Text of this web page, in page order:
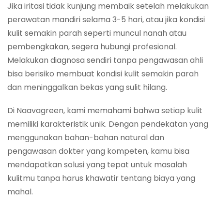
Jika iritasi tidak kunjung membaik setelah melakukan
perawatan mandiri selama 3-5 hari, atau jika kondisi
kulit semakin parah seperti muncul nanah atau
pembengkakan, segera hubungi profesional.
Melakukan diagnosa sendiri tanpa pengawasan ahli
bisa berisiko membuat kondisi kulit semakin parah
dan meninggalkan bekas yang sulit hilang.
Di Naavagreen, kami memahami bahwa setiap kulit
memiliki karakteristik unik. Dengan pendekatan yang
menggunakan bahan-bahan natural dan
pengawasan dokter yang kompeten, kamu bisa
mendapatkan solusi yang tepat untuk masalah
kulitmu tanpa harus khawatir tentang biaya yang
mahal.